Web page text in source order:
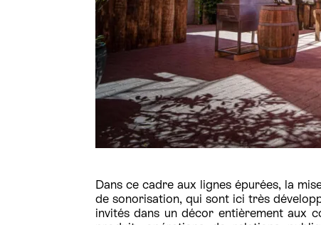
Dans ce cadre aux lignes épurées, la
de sonorisation, qui sont ici très
invités dans un décor entièrement aux